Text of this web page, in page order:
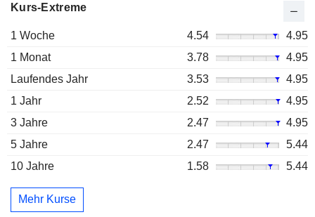
Kurs-Extreme
1 Woche 4.54
4.95
1 Monat
3.78
4.95
Laufendes Jahr
3.53
4.95
1 Jahr
2.52
4.95
3 Jahre
2.47
4.95
5 Jahre
2.47
5.44
10 Jahre
1.58 5.44
Mehr Kurse